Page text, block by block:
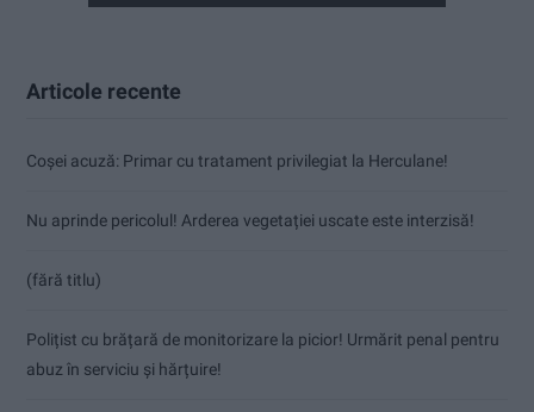
Articole recente
Coșei acuză: Primar cu tratament privilegiat la Herculane!
Nu aprinde pericolul! Arderea vegetației uscate este interzisă!
(fără titlu)
Polițist cu brățară de monitorizare la picior! Urmărit penal pentru
abuz în serviciu și hărțuire!